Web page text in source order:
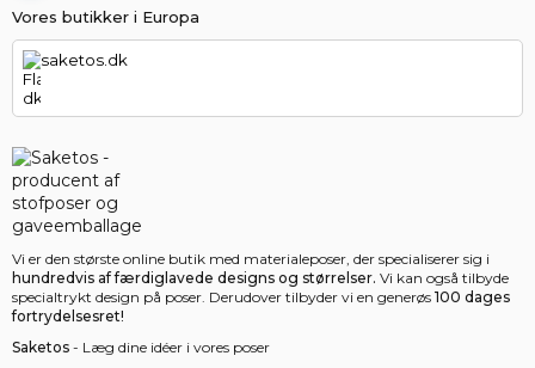
Vi er den største online butik med materialeposer, der specialiserer sig i
hundredvis af færdiglavede designs og størrelser. Vi kan også tilbyde
specialtrykt design på poser. Derudover tilbyder vi en generøs 100 dages
fortrydelsesret!
Saketos - Læg dine idéer i vores poser
Vores butikker i Europa
saketos.dk